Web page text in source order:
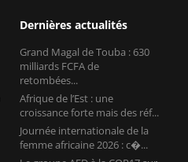
Dernières actualités
Grand Magal de Touba : 630
milliards FCFA de
retombées...
Afrique de l’Est : une
croissance forte mais des réf...
Journée internationale de la
femme africaine 2026 : c�...